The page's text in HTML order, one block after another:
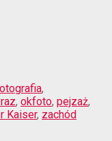
,
, okfoto, pejzaż,
Kaiser, zachód